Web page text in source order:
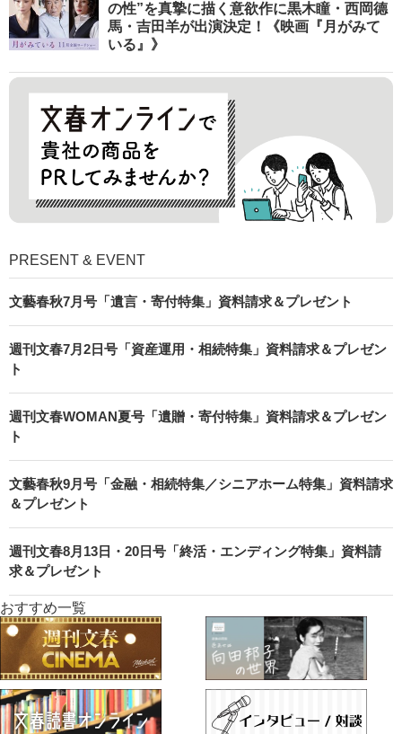
の性”を真摯に描く意欲作に黒木瞳・西岡德
馬・吉田羊が出演決定！《映画『月がみて
いる』》
PRESENT & EVENT
文藝春秋7月号「遺言・寄付特集」資料請求＆プレゼント
週刊文春7月2日号「資産運用・相続特集」資料請求＆プレゼン
ト
週刊文春WOMAN夏号「遺贈・寄付特集」資料請求＆プレゼン
ト
文藝春秋9月号「金融・相続特集／シニアホーム特集」資料請求
＆プレゼント
週刊文春8月13日・20日号「終活・エンディング特集」資料請
求＆プレゼント
おすすめ一覧